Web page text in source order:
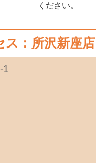
ください。
ス：所沢新座店
1